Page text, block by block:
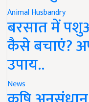
Animal Husbandry
बरसात में
कैसे बचाएं?
उपाय..
News